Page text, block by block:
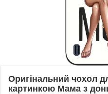
Оригінальний чохол
картинкою Мама з